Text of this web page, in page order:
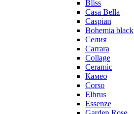
Bliss
Casa Bella
Caspian
Bohemia black
Селия
Carrara
Collage
Ceramic
Камео
Corso
Elbrus
Essenze